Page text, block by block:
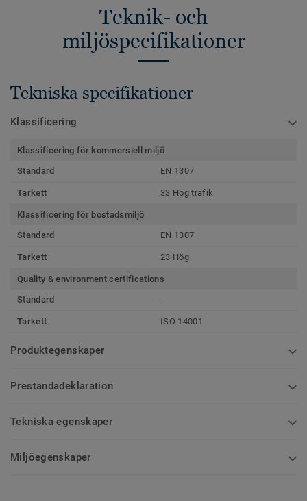
Teknik- och
miljöspecifikationer
Tekniska specifikationer
Klassificering
Klassificering för kommersiell miljö
Standard
EN 1307
Tarkett 33 Hög trafik
Klassificering för bostadsmiljö
Standard
EN 1307
Tarkett 23 Hög
Quality & environment certifications
Standard
-
Tarkett ISO 14001
Produktegenskaper
Prestandadeklaration
Tekniska egenskaper
Miljöegenskaper